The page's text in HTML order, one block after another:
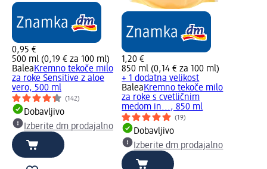
0,95 €
500 ml (0,19 € za 100 ml)
BaleaKremno tekoče milo
za roke Sensitive z aloe
vero, 500 ml
(142)
Dobavljivo
Izberite dm prodajalno
1,20 €
850 ml (0,14 € za 100 ml)
+ 1 dodatna velikost
BaleaKremno tekoče milo
za roke s cvetličnim
medom in..., 850 ml
(19)
Dobavljivo
Izberite dm prodajalno